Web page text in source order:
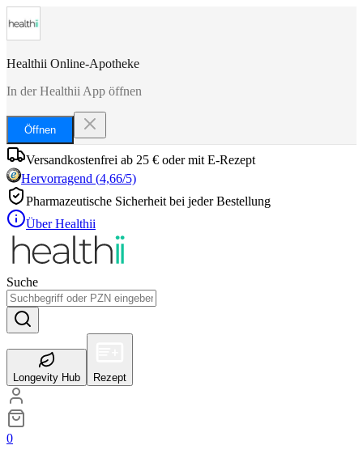
Healthii Online-Apotheke
In der Healthii App öffnen
Öffnen
Versandkostenfrei ab 25 € oder mit E-Rezept
Hervorragend (4,66/5)
Pharmazeutische Sicherheit bei jeder Bestellung
Über Healthii
Suche
Longevity Hub Rezept
0